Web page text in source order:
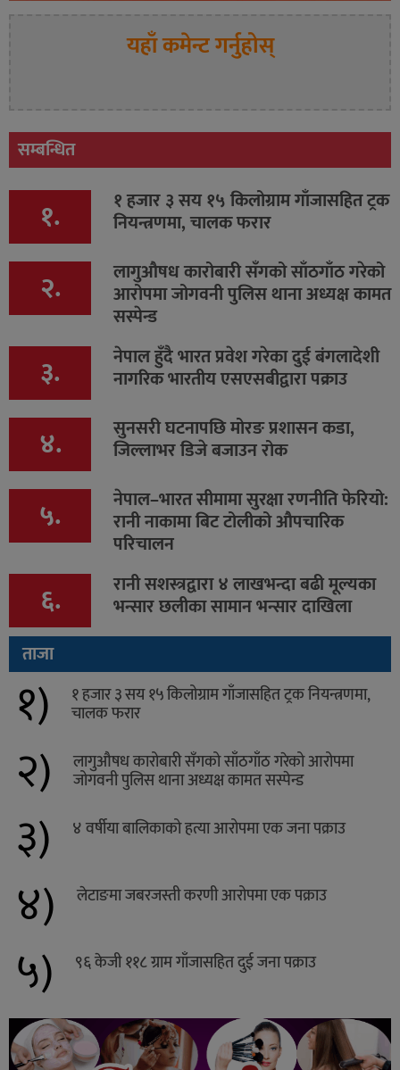
यहाँ कमेन्ट गर्नुहोस्
सम्बन्धित
१. १ हजार ३ सय १५ किलोग्राम गाँजासहित ट्रक
नियन्त्रणमा, चालक फरार
२. लागुऔषध कारोबारी सँगको साँठगाँठ गरेको
आरोपमा जोगवनी पुलिस थाना अध्यक्ष कामत
सस्पेन्ड
३. नेपाल हुँदै भारत प्रवेश गरेका दुई बंगलादेशी
नागरिक भारतीय एसएसबीद्वारा पक्राउ
४. सुनसरी घटनापछि मोरङ प्रशासन कडा,
जिल्लाभर डिजे बजाउन रोक
५. नेपाल–भारत सीमामा सुरक्षा रणनीति फेरियो:
रानी नाकामा बिट टोलीको औपचारिक
परिचालन
६. रानी सशस्त्रद्वारा ४ लाखभन्दा बढी मूल्यका
भन्सार छलीका सामान भन्सार दाखिला
ताजा
१) १ हजार ३ सय १५ किलोग्राम गाँजासहित ट्रक नियन्त्रणमा,
चालक फरार
२) लागुऔषध कारोबारी सँगको साँठगाँठ गरेको आरोपमा
जोगवनी पुलिस थाना अध्यक्ष कामत सस्पेन्ड
३) ४ वर्षीया बालिकाको हत्या आरोपमा एक जना पक्राउ
४) लेटाङमा जबरजस्ती करणी आरोपमा एक पक्राउ
५) ९६ केजी ११८ ग्राम गाँजासहित दुई जना पक्राउ